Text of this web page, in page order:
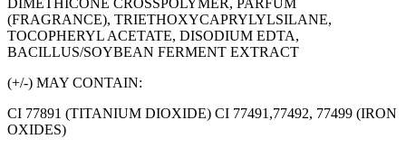
DIMETHICONE CROSSPOLYMER, PARFUM
(FRAGRANCE), TRIETHOXYCAPRYLYLSILANE,
TOCOPHERYL ACETATE, DISODIUM EDTA,
BACILLUS/SOYBEAN FERMENT EXTRACT
(+/-) MAY CONTAIN:
CI 77891 (TITANIUM DIOXIDE) CI 77491,77492, 77499 (IRON
OXIDES)